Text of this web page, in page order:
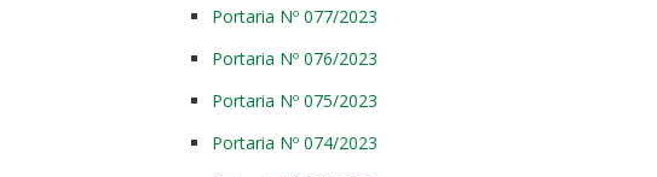
Portaria Nº 077/2023
Portaria Nº 076/2023
Portaria Nº 075/2023
Portaria Nº 074/2023